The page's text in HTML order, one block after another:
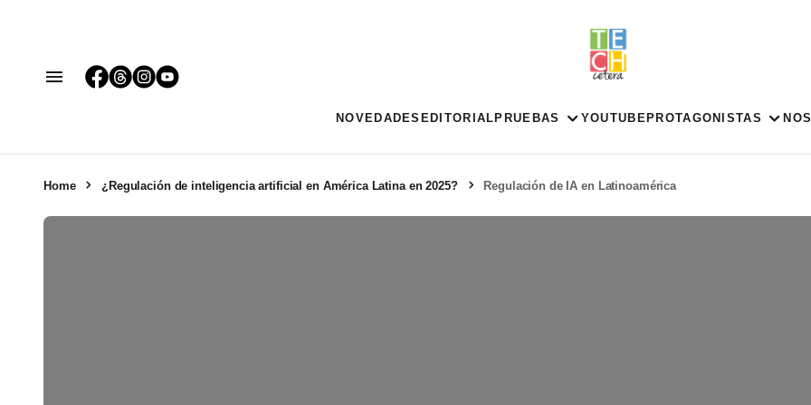
NOVEDADES EDITORIAL PRUEBAS YOUTUBE PROTAGONISTAS
Home ¿Regulación de inteligencia artificial en América Latina en 2025? Regulación de IA en Latinoamérica